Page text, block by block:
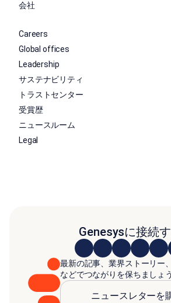
会社
Careers
Global offices
Leadership
サステナビリティ
トラストセンター
受賞歴
ニュースルーム
Legal
Genesysに接続
最新の記事、業界ストーリー
などでつながりを保ちましょう
ニュースレターを